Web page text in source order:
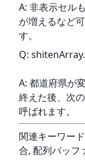
A: 非表示セル
が増えるなど
す。
Q:
A: 都道府県が
終えた後、次
呼ばれます。
関連キーワー
合, 配列バッフ